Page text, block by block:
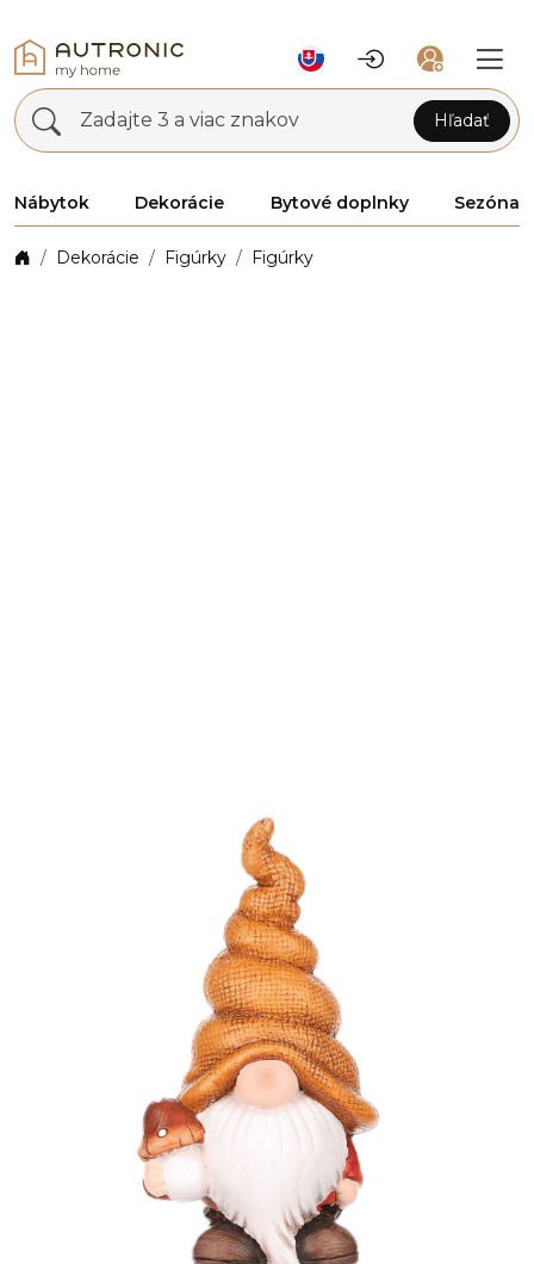
Zadajte 3 a viac znakov Hľadať
Nábytok Dekorácie Bytové doplnky Sezóna
Dekorácie Figúrky Figúrky